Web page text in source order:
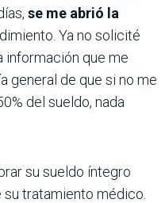
se me abrió la
Ya no solicité
información que me
general de que si no me
del sueldo, nada
su sueldo íntegro
tratamiento médico.